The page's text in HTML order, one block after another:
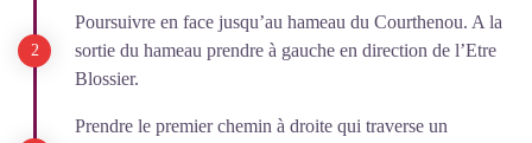
Poursuivre en face jusqu’au hameau du Courthenou. A la
sortie du hameau prendre à gauche en direction de l’Etre
Blossier.
Prendre le premier chemin à droite qui traverse un